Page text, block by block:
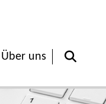
Über uns